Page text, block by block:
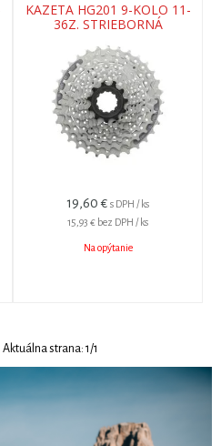
KAZETA HG201 9-KOLO 11-
36Z. STRIEBORNÁ
19,60 € s DPH / ks
15,93 € bez DPH / ks
Na opýtanie
| Aktuálna strana: 1/1